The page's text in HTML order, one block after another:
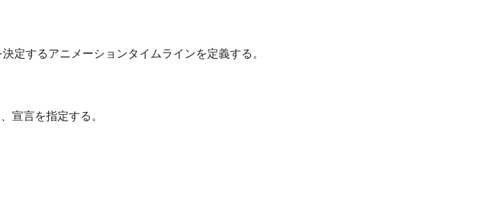
定するアニメーションタイムラインを定義する。
宣言を指定する。